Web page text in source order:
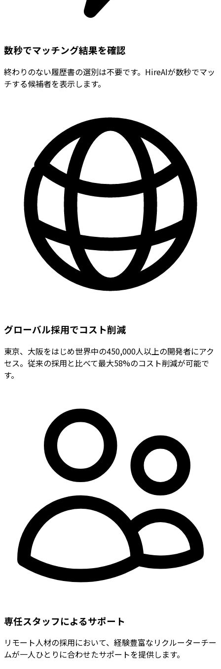
数秒でマッチング結果を確認
終わりのない履歴書の選別は不要です。HireAIが数秒でマッ
チする候補者を表示します。
グローバル採用でコスト削減
東京、大阪をはじめ世界中の450,000人以上の開発者にアク
セス。従来の採用と比べて最大58%のコスト削減が可能で
す。
専任スタッフによるサポート
リモート人材の採用において、経験豊富なリクルーターチー
ムが一人ひとりに合わせたサポートを提供します。